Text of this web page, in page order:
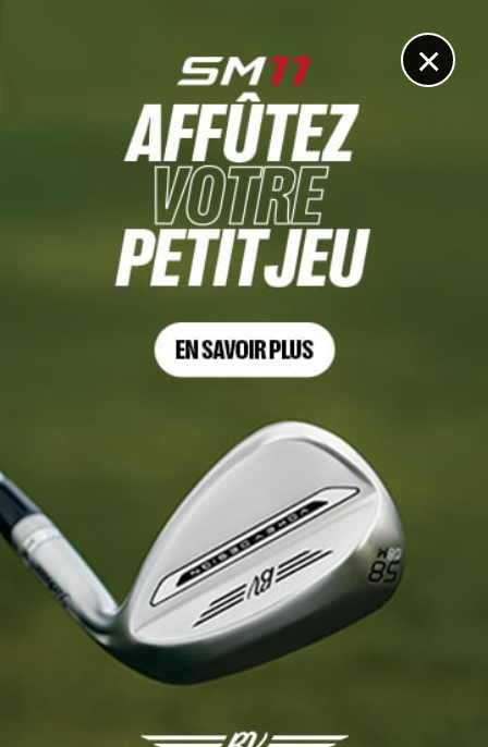
×
Maja Stark
13 JUIN. 2026 | DOW CHAMPIONSHIP, TOUR 2
Un duo surprise en tête dans le
Michigan, Korda en embuscade,
Boutier miraculée
2 JUIN. 2026 | U.S. WOMEN'S OPEN
Céline Boutier et Loïs Lau débarquent
avec le plein de confiance au 81e U.S.